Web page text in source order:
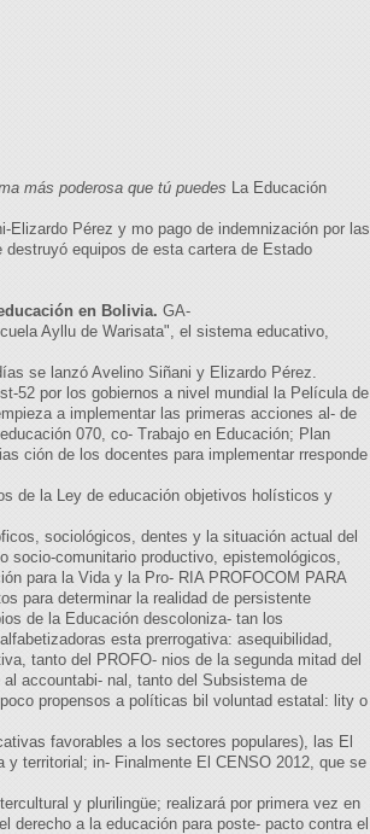
más poderosa que tú puedes La Educación
Elizardo Pérez y mo pago de indemnización por las
destruyó equipos de esta cartera de Estado
en Bolivia. GA-
Ayllu de Warisata", el sistema educativo,
se lanzó Avelino Siñani y Elizardo Pérez.
52 por los gobiernos a nivel mundial la Película de
a implementar las primeras acciones al- de
070, co- Trabajo en Educación; Plan
ción de los docentes para implementar rresponde
de la Ley de educación objetivos holísticos y
sociológicos, dentes y la situación actual del
socio-comunitario productivo, epistemológicos,
para la Vida y la Pro- RIA PROFOCOM PARA
para determinar la realidad de persistente
de la Educación descoloniza- tan los
esta prerrogativa: asequibilidad,
tanto del PROFO- nios de la segunda mitad del
accountabi- nal, tanto del Subsistema de
propensos a políticas bil voluntad estatal: lity o
favorables a los sectores populares), las El
territorial; in- Finalmente El CENSO 2012, que se
y plurilingüe; realizará por primera vez en
derecho a la educación para poste- pacto contra el